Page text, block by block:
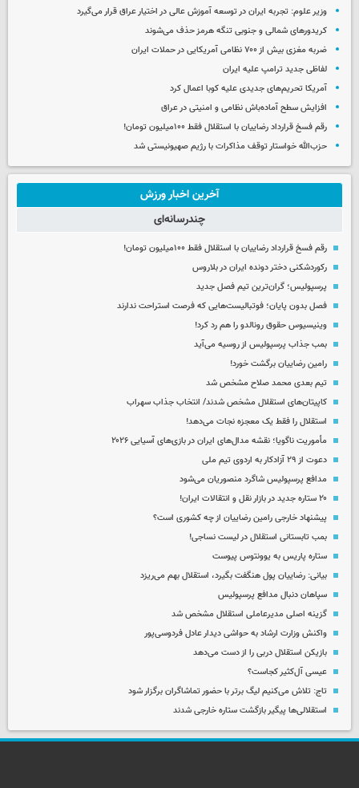
وزیر علوم: تجربه ایران در توسعه آموزش عالی در اختیار عراق قرار می‌گیرد
کریدورهای شمالی و جنوبی تنگه هرمز حذف می‌شوند
ضربه مغزی بیش از ۷۰۰ نظامی آمریکایی در حملات ایران
لفاظی جدید ترامپ علیه ایران
آمریکا تحریم‌های جدیدی علیه کوبا اعمال کرد
افزایش سطح آماده‌باش نظامی و امنیتی در عراق
رقم فسخ قرارداد رضاییان با استقلال فقط ۱۰۰میلیون تومان!
حزب‌الله خواستار توقف مذاکرات با رژیم صهیونیستی شد
آخرین اخبار ورزش
چندرسانه‌ای
رقم فسخ قرارداد رضاییان با استقلال فقط ۱۰۰میلیون تومان!
رکوردشکنی دختر دونده ایران در بلاروس
پرسپولیس؛ گران‌ترین تیم فصل جدید
فصل بدون پایان؛ فوتبالیست‌هایی که فرصت استراحت ندارند
وینیسیوس حقوق رونالدو را هم رد کرد!
بمب جذاب پرسپولیس از روسیه می‌آید
رامین رضاییان برگشت خورد!
تیم بعدی محمد صلاح مشخص شد
کاپیتان‌های استقلال مشخص شدند/ انتخاب جذاب سهراب
استقلال را فقط یک معجزه نجات می‌دهد!
مأموریت ناگویا؛ نقشه مدال‌های ایران در بازی‌های آسیایی ۲۰۲۶
دعوت از ۲۹ آزادکار به اردوی تیم ملی
مدافع پرسپولیس شاگرد منصوریان می‌شود
۲۰ ستاره جدید در بازار نقل و انتقالات ایران!
پیشنهاد خارجی رامین رضاییان از چه کشوری است؟
بمب تابستانی استقلال در لیست نساجی!
ستاره پاریس به یوونتوس پیوست
بیانی: رضاییان پول هنگفت بگیرد، استقلال بهم می‌ریزد
سپاهان دنبال مدافع پرسپولیس
گزینه اصلی مدیرعاملی استقلال مشخص شد
واکنش وزارت ارشاد به حواشی دیدار عادل فردوسی‌پور
بازیکن استقلال دربی را از دست می‌دهد
عیسی آل‌کثیر کجاست؟
تاج: تلاش می‌کنیم لیگ برتر با حضور تماشاگران برگزار شود
استقلالی‌ها پیگیر بازگشت ستاره خارجی شدند